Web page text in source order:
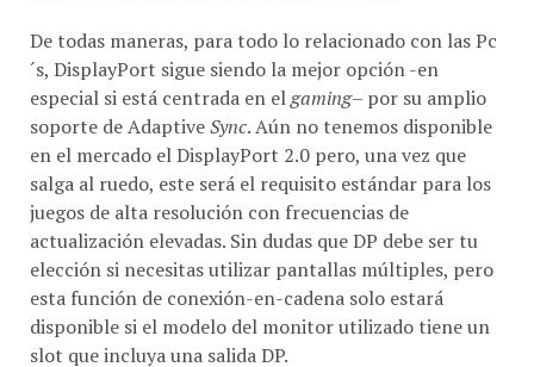
De todas maneras, para todo lo relacionado con las Pc
´s, DisplayPort sigue siendo la mejor opción -en
especial si está centrada en el gaming– por su amplio
soporte de Adaptive Sync . Aún no tenemos disponible
en el mercado el DisplayPort 2.0 pero, una vez que
salga al ruedo, este será el requisito estándar para los
juegos de alta resolución con frecuencias de
actualización elevadas. Sin dudas que DP debe ser tu
elección si necesitas utilizar pantallas múltiples, pero
esta función de conexión-en-cadena solo estará
disponible si el modelo del monitor utilizado tiene un
slot que incluya una salida DP.